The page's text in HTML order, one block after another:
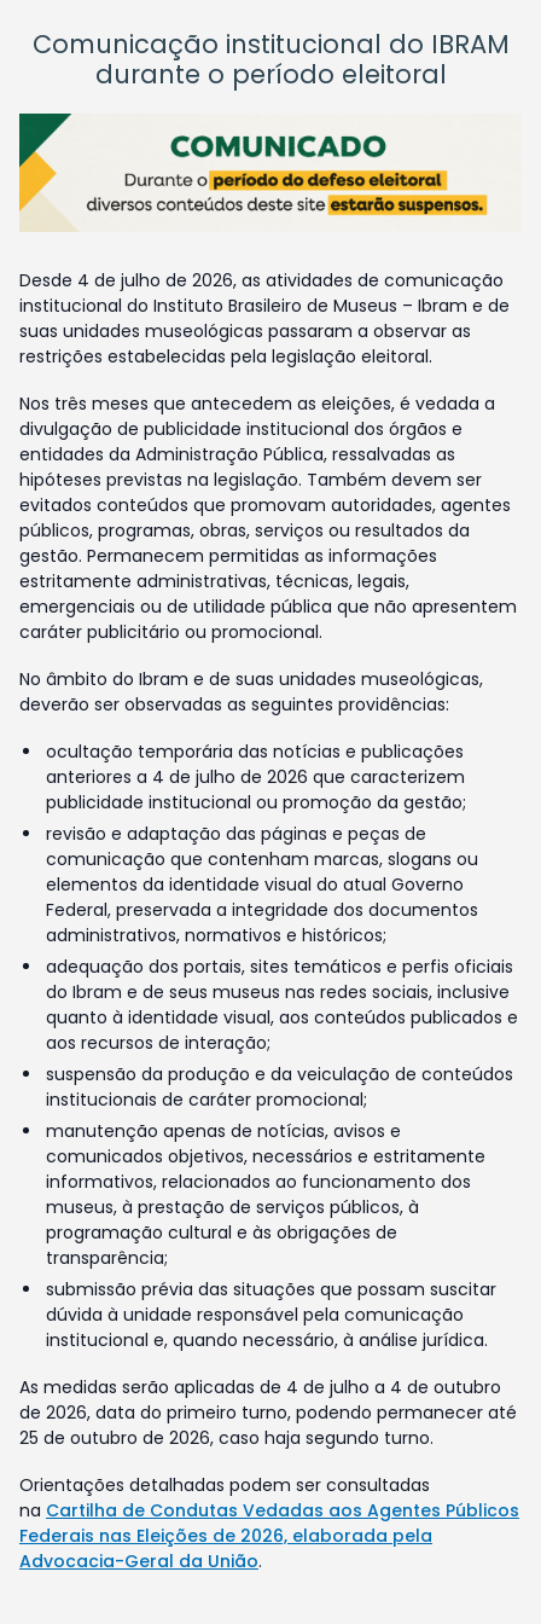
Comunicação institucional do IBRAM
durante o período eleitoral
Desde 4 de julho de 2026, as atividades de comunicação
institucional do Instituto Brasileiro de Museus – Ibram e de
suas unidades museológicas passaram a observar as
restrições estabelecidas pela legislação eleitoral.
Nos três meses que antecedem as eleições, é vedada a
divulgação de publicidade institucional dos órgãos e
entidades da Administração Pública, ressalvadas as
hipóteses previstas na legislação. Também devem ser
evitados conteúdos que promovam autoridades, agentes
públicos, programas, obras, serviços ou resultados da
gestão. Permanecem permitidas as informações
estritamente administrativas, técnicas, legais,
emergenciais ou de utilidade pública que não apresentem
caráter publicitário ou promocional.
No âmbito do Ibram e de suas unidades museológicas,
deverão ser observadas as seguintes providências:
ocultação temporária das notícias e publicações
anteriores a 4 de julho de 2026 que caracterizem
publicidade institucional ou promoção da gestão;
revisão e adaptação das páginas e peças de
comunicação que contenham marcas, slogans ou
elementos da identidade visual do atual Governo
Federal, preservada a integridade dos documentos
administrativos, normativos e históricos;
adequação dos portais, sites temáticos e perfis oficiais
do Ibram e de seus museus nas redes sociais, inclusive
quanto à identidade visual, aos conteúdos publicados e
aos recursos de interação;
suspensão da produção e da veiculação de conteúdos
institucionais de caráter promocional;
manutenção apenas de notícias, avisos e
comunicados objetivos, necessários e estritamente
informativos, relacionados ao funcionamento dos
museus, à prestação de serviços públicos, à
programação cultural e às obrigações de
transparência;
submissão prévia das situações que possam suscitar
dúvida à unidade responsável pela comunicação
institucional e, quando necessário, à análise jurídica.
As medidas serão aplicadas de 4 de julho a 4 de outubro
de 2026, data do primeiro turno, podendo permanecer até
25 de outubro de 2026, caso haja segundo turno.
Orientações detalhadas podem ser consultadas
na Cartilha de Condutas Vedadas aos Agentes Públicos
Federais nas Eleições de 2026, elaborada pela
Advocacia-Geral da União.